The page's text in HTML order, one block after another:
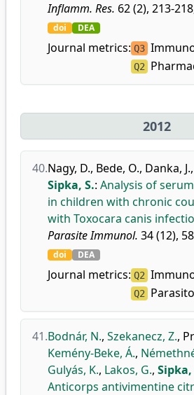
Inflamm. Res. 62 (2), 213-
doi DEA
Journal metrics: Q3
Q2
2012
40.Nagy, D., Bede, O., Danka, J.,
Sipka, S.: Analysis of
in children with chronic
with Toxocara canis
Parasite Immunol. 34 (12),
doi DEA
Journal metrics: Q2
Q2
41.Bodnár, N., Szekanecz, Z.,
Kemény-Beke, Á.,
Gulyás, K., Lakos, G., Sipka,
Anticorps antivimentine